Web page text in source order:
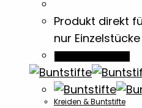
Produkt direkt
nur
Kreiden & Buntstifte